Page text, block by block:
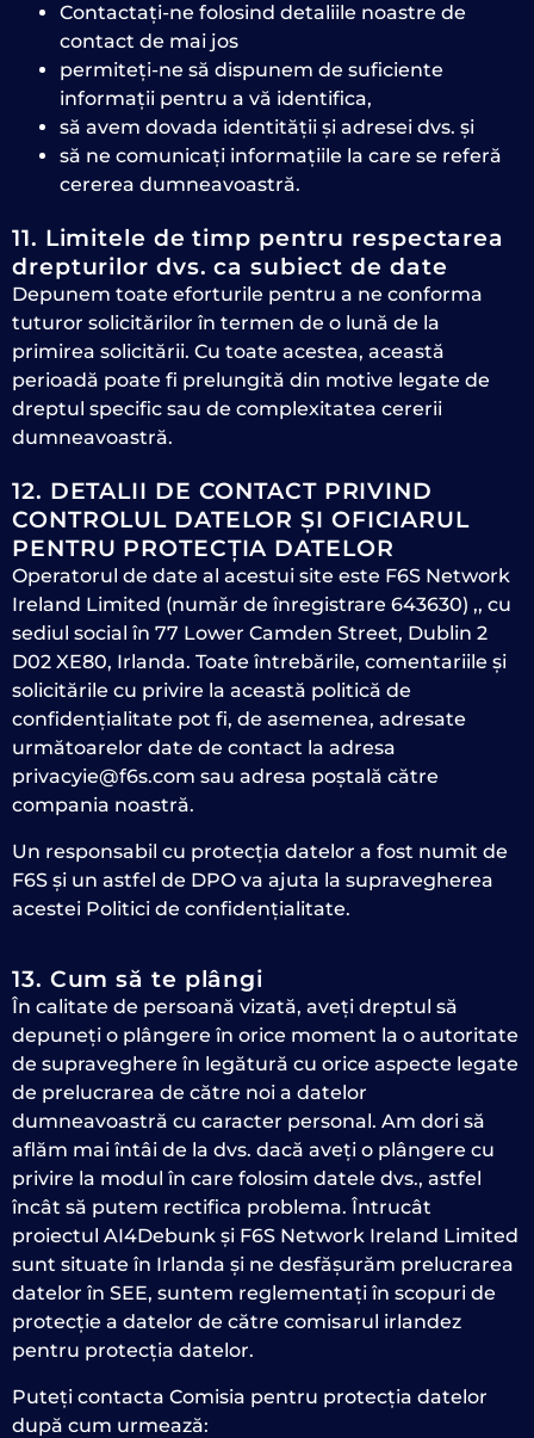
Contactați-ne folosind detaliile noastre de
contact de mai jos
permiteți-ne să dispunem de suficiente
informații pentru a vă identifica,
să avem dovada identității și adresei dvs. și
să ne comunicați informațiile la care se referă
cererea dumneavoastră.
11. Limitele de timp pentru respectarea
drepturilor dvs. ca subiect de date
Depunem toate eforturile pentru a ne conforma
tuturor solicitărilor în termen de o lună de la
primirea solicitării. Cu toate acestea, această
perioadă poate fi prelungită din motive legate de
dreptul specific sau de complexitatea cererii
dumneavoastră.
12. DETALII DE CONTACT PRIVIND
CONTROLUL DATELOR ȘI OFICIARUL
PENTRU PROTECȚIA DATELOR
Operatorul de date al acestui site este F6S Network
Ireland Limited (număr de înregistrare 643630) ,, cu
sediul social în 77 Lower Camden Street, Dublin 2
D02 XE80, Irlanda. Toate întrebările, comentariile și
solicitările cu privire la această politică de
confidențialitate pot fi, de asemenea, adresate
următoarelor date de contact la adresa
privacyie@f6s.com sau adresa poștală către
compania noastră.
Un responsabil cu protecția datelor a fost numit de
F6S și un astfel de DPO va ajuta la supravegherea
acestei Politici de confidențialitate.
13. Cum să te plângi
În calitate de persoană vizată, aveți dreptul să
depuneți o plângere în orice moment la o autoritate
de supraveghere în legătură cu orice aspecte legate
de prelucrarea de către noi a datelor
dumneavoastră cu caracter personal. Am dori să
aflăm mai întâi de la dvs. dacă aveți o plângere cu
privire la modul în care folosim datele dvs., astfel
încât să putem rectifica problema. Întrucât
proiectul AI4Debunk și F6S Network Ireland Limited
sunt situate în Irlanda și ne desfășurăm prelucrarea
datelor în SEE, suntem reglementați în scopuri de
protecție a datelor de către comisarul irlandez
pentru protecția datelor.
Puteți contacta Comisia pentru protecția datelor
după cum urmează: